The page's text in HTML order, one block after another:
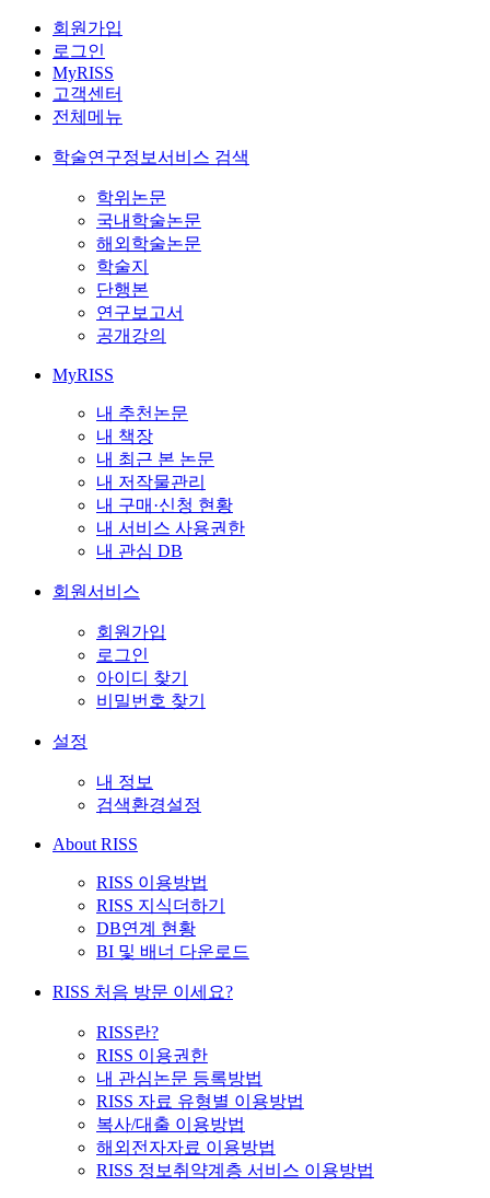
회원가입
로그인
MyRISS
고객센터
전체메뉴
학술연구정보서비스 검색
학위논문
국내학술논문
해외학술논문
학술지
단행본
연구보고서
공개강의
MyRISS
내 추천논문
내 책장
내 최근 본 논문
내 저작물관리
내 구매·신청 현황
내 서비스 사용권한
내 관심 DB
회원서비스
회원가입
로그인
아이디 찾기
비밀번호 찾기
설정
내 정보
검색환경설정
About RISS
RISS 이용방법
RISS 지식더하기
DB연계 현황
BI 및 배너 다운로드
RISS 처음 방문 이세요?
RISS란?
RISS 이용권한
내 관심논문 등록방법
RISS 자료 유형별 이용방법
복사/대출 이용방법
해외전자자료 이용방법
RISS 정보취약계층 서비스 이용방법